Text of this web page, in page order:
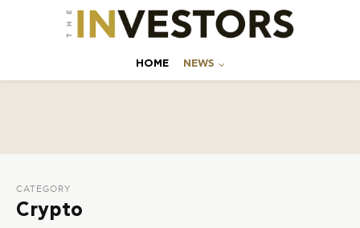
ΗΟΜΕ NEWS
CATEGORY
Crypto